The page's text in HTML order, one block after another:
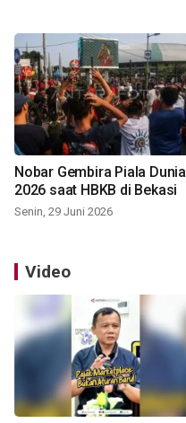
Nobar Gembira Piala Dunia
2026 saat HBKB di Bekasi
Senin, 29 Juni 2026
Video